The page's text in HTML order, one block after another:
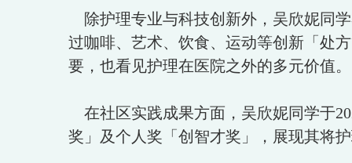
除护理专业与科技创新外，吴欣妮同
过咖啡、艺术、饮食、运动等创新「处
要，也看见护理在医院之外的多元价值
在社区实践成果方面，吴欣妮同学于
奖」及个人奖「创智才奖」，展现其将